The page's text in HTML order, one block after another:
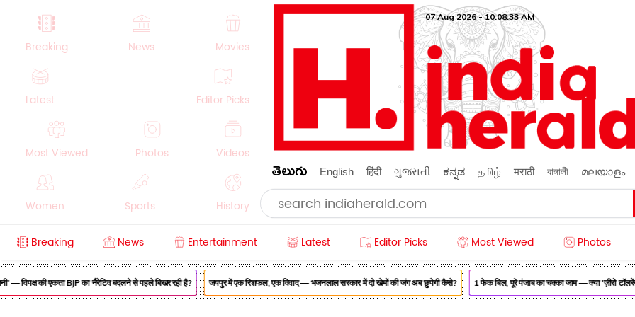
Breaking News Movies
Latest Editor Picks
Most Viewed Photos Videos
Women Sports History
Crime Beauty
07 Aug 2026 - 10:08:34 AM
తెలుగు English हिंदी ગુજરાતી ಕನ್ನಡ தமிழ் मराठी বাঙ্গালী മലയാളം
Breaking News Entertainment Latest Editor Picks Most Viewed Photos
विपक्ष की एकता BJP का नैरेटिव बदलने से पहले बिखर रही है? जयपुर में एक रिशफल, एक विवाद — भजनलाल सरकार में दो खेमों की जंग अब छुपेगी कैसे? 1 फेक बिल, पूरे पंजाब का चक्का जाम — क्या 'ज़ीरो टॉलरेंस'